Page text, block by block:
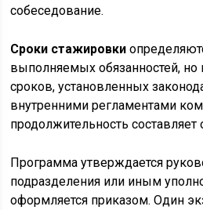
собеседование.
Сроки стажировки
выполняемых обязанностей,
сроков, установленных
внутренними регламентами
продолжительность
Программа утверждается
подразделения или иным
оформляется приказом. Один